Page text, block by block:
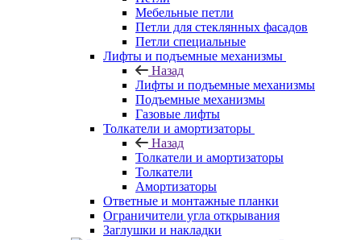
Мебельные петли
Петли для стеклянных фасадов
Петли специальные
Лифты и подъемные механизмы
Назад
Лифты и подъемные механизмы
Подъемные механизмы
Газовые лифты
Толкатели и амортизаторы
Назад
Толкатели и амортизаторы
Толкатели
Амортизаторы
Ответные и монтажные планки
Ограничители угла открывания
Заглушки и накладки